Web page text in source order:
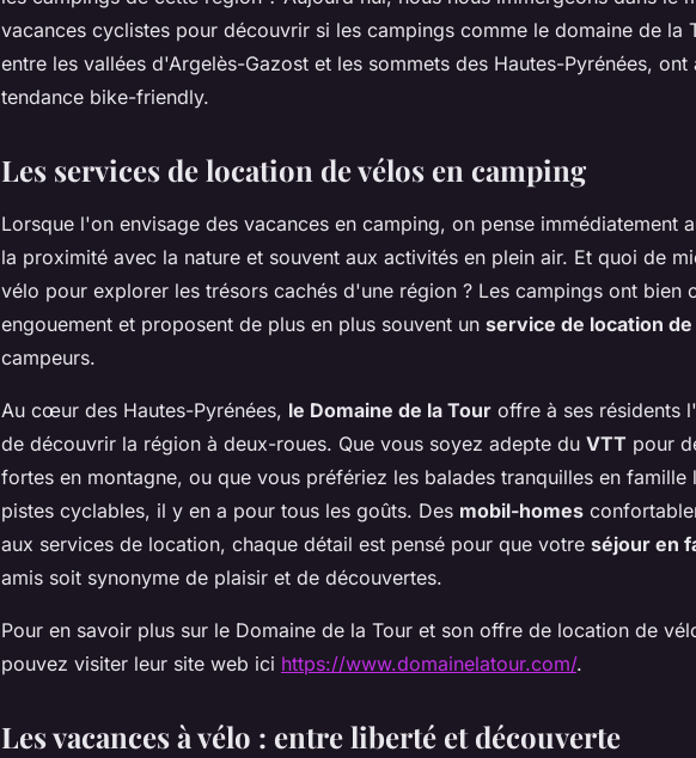
vacances cyclistes pour découvrir si les campings comme le domaine de la
entre les vallées d'Argelès-Gazost et les sommets des Hautes-Pyrénées, ont
tendance bike-friendly.
Les services de location de vélos en camping
Lorsque l'on envisage des vacances en camping, on pense immédiatement
la proximité avec la nature et souvent aux activités en plein air. Et quoi de
vélo pour explorer les trésors cachés d'une région ? Les campings ont bien
engouement et proposent de plus en plus souvent un service de location
campeurs.
Au cœur des Hautes-Pyrénées, le Domaine de la Tour offre à ses résidents
de découvrir la région à deux-roues. Que vous soyez adepte du VTT pour
fortes en montagne, ou que vous préfériez les balades tranquilles en famille
pistes cyclables, il y en a pour tous les goûts. Des mobil-homes
aux services de location, chaque détail est pensé pour que votre séjour en
amis soit synonyme de plaisir et de découvertes.
Pour en savoir plus sur le Domaine de la Tour et son offre de location de
pouvez visiter leur site web ici https://www.domainelatour.com/.
Les vacances à vélo : entre liberté et découverte